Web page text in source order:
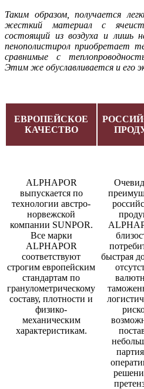
Таким образом, получается
жесткий материал с
состоящий из воздуха и лишь
пенополистирол приобретает
сравнимые с
Этим же обуславливается и его
ЕВРОПЕЙСКОЕ
КАЧЕСТВО
ALPHAPOR
выпускается по
технологии австро-
норвежской
компании SUNPOR.
Все марки
ALPHAPOR
соответствуют
строгим европейским
стандартам по
гранулометрическому
составу, плотности и
физико-
механическим
характеристикам.
быстрая